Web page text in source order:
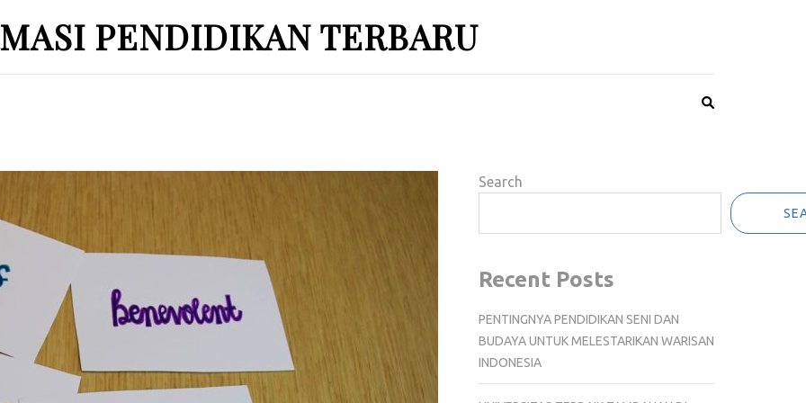
PENDIDIKAN TERBARU
Search
Recent Posts
PENTINGNYA PENDIDIKAN SENI DAN
BUDAYA UNTUK MELESTARIKAN WARISAN
INDONESIA